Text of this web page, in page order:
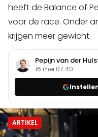
heeft de Balance of
voor de race. Onder
krijgen meer gewicht.
Pepijn van der
16 mei 07:40
ARTIKEL